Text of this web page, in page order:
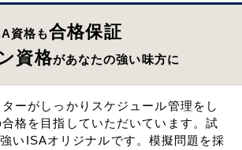
資格も合格保証
資格があなたの強い味方に
ーがしっかりスケジュール管理をし
格を目指していただいています。試
いISAオリジナルです。模擬問題を採